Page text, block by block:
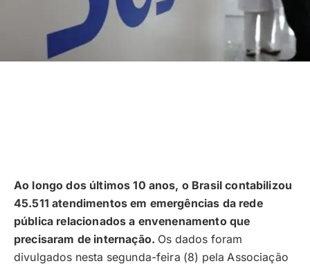
Ao longo dos últimos 10 anos, o Brasil contabilizou
45.511 atendimentos em emergências da rede
pública relacionados a envenenamento que
precisaram de internação. Os dados foram
divulgados nesta segunda-feira (8) pela Associação